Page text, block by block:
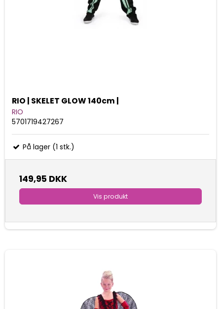
RIO | SKELET GLOW 140cm |
RIO
5701719427267
På lager (1 stk.)
149,95 DKK
Vis produkt